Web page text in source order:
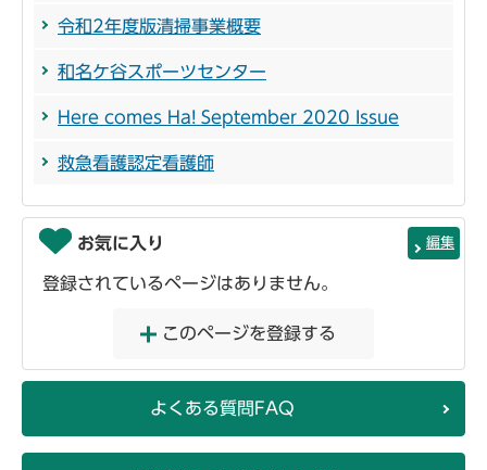
令和2年度版清掃事業概要
和名ケ谷スポーツセンター
Here comes Ha! September 2020 Issue
救急看護認定看護師
お気に入り 編集
登録されているページはありません。
このページを登録する
よくある質問FAQ